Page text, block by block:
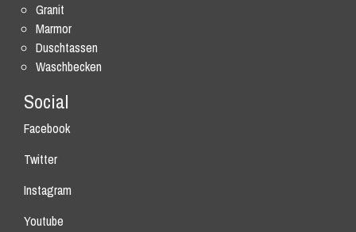
Granit
Marmor
Duschtassen
Waschbecken
Social
Facebook
Twitter
Instagram
Youtube